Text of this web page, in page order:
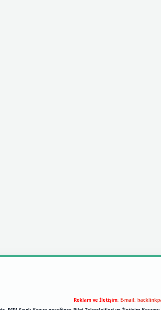
Reklam ve İletişim: E-mail: